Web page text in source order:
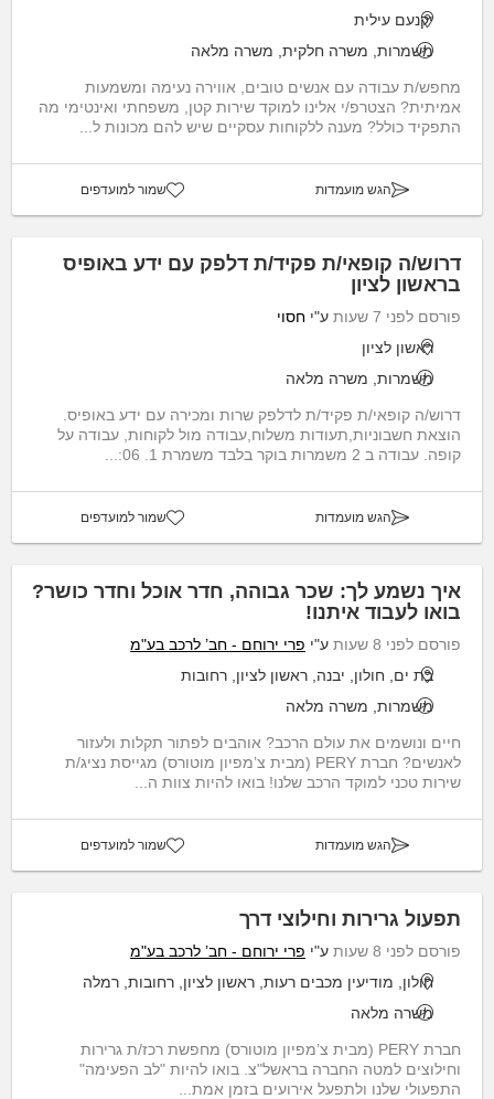
יקנעם עילית
משמרות, משרה חלקית, משרה מלאה
מחפש/ת עבודה עם אנשים טובים, אווירה נעימה ומשמעות
אמיתית? הצטרפ/י אלינו למוקד שירות קטן, משפחתי ואינטימי מה
התפקיד כולל? מענה ללקוחות עסקיים שיש להם מכונות ל...
הגש מועמדות שמור למועדפים
דרוש/ה קופאי/ת פקיד/ת דלפק עם ידע באופיס
בראשון לציון
פורסם לפני 7 שעות ע"י חסוי
ראשון לציון
משמרות, משרה מלאה
דרוש/ה קופאי/ת פקיד/ת לדלפק שרות ומכירה עם ידע באופיס.
הוצאת חשבוניות,תעודות משלוח,עבודה מול לקוחות, עבודה על
קופה. עבודה ב 2 משמרות בוקר בלבד משמרת 1. 06:...
הגש מועמדות שמור למועדפים
איך נשמע לך: שכר גבוהה, חדר אוכל וחדר כושר?
בואו לעבוד איתנו!
פורסם לפני 8 שעות ע"י פרי ירוחם - חב’ לרכב בע"מ
בת ים, חולון, יבנה, ראשון לציון, רחובות
משמרות, משרה מלאה
חיים ונושמים את עולם הרכב? אוהבים לפתור תקלות ולעזור
לאנשים? חברת PERY (מבית צ’מפיון מוטורס) מגייסת נציג/ת
שירות טכני למוקד הרכב שלנו! בואו להיות צוות ה...
הגש מועמדות שמור למועדפים
תפעול גרירות וחילוצי דרך
פורסם לפני 8 שעות ע"י פרי ירוחם - חב’ לרכב בע"מ
חולון, מודיעין מכבים רעות, ראשון לציון, רחובות, רמלה
משרה מלאה
חברת PERY (מבית צ’מפיון מוטורס) מחפשת רכז/ת גרירות
וחילוצים למטה החברה בראשל"צ. בואו להיות "לב הפעימה"
התפעולי שלנו ולתפעל אירועים בזמן אמת...